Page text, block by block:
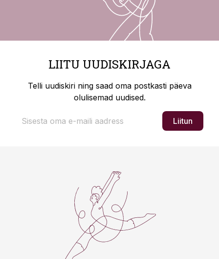
LIITU UUDISKIRJAGA
Telli uudiskiri ning saad oma postkasti päeva
olulisemad uudised.
Liitun